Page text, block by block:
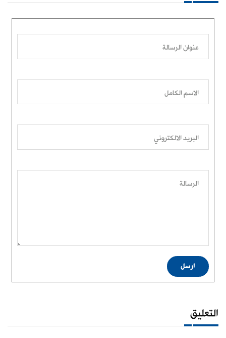
عنوان الرسالة
الاسم الكامل
البريد الالكتروني
الرسالة
ارسل
التعليق